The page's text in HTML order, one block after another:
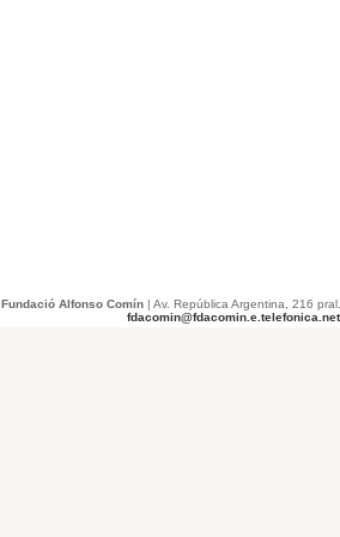
Fundació Alfonso Comín | Av. República Argentina, 216
fdacomin@fdacomin.e.telefonica.net